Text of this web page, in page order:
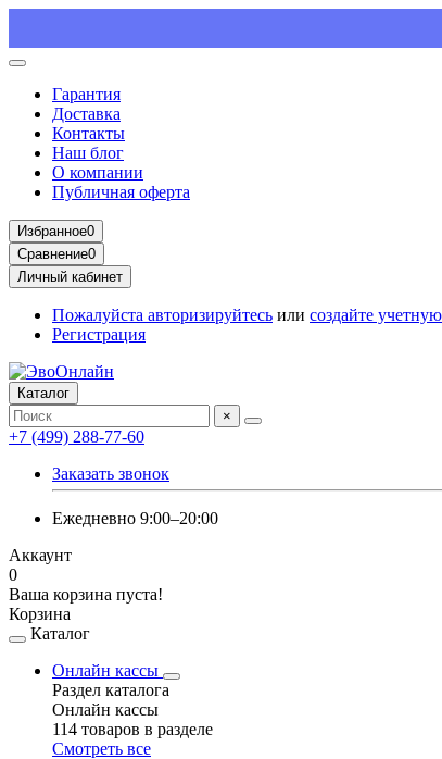
Гарантия
Доставка
Контакты
Наш блог
О компании
Публичная оферта
Избранное0
Сравнение0
Личный кабинет
Пожалуйста авторизируйтесь или создайте
Регистрация
Каталог
×
+7 (499) 288-77-60
Заказать звонок
Ежедневно 9:00–20:00
Аккаунт
0
Ваша корзина пуста!
Корзина
Каталог
Онлайн кассы
Раздел каталога
Онлайн кассы
114 товаров в разделе
Смотреть все